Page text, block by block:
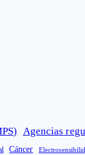
Agencias
Cáncer